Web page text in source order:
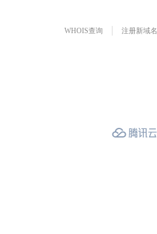
WHOIS查询 注册新域名